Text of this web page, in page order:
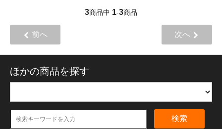
3商品中 1-3商品
前へ 次へ
ほかの商品を探す
検索